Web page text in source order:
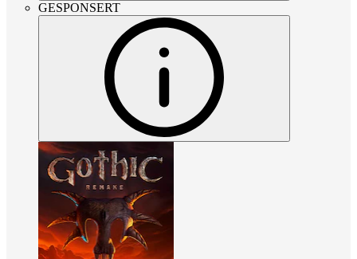
GESPONSERT